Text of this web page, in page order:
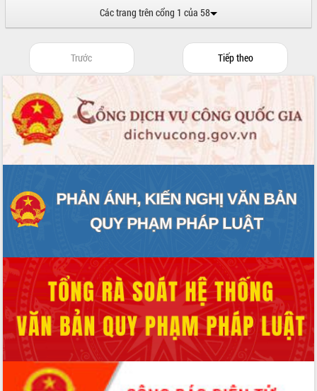
phá cơ chế - Hợp tác công tư
Đề án 06 tạo bước ngoặt đột phá trong
Kết nối tour, đẩy mạnh chuyển đổi số
để phát triển du lịch Đắk Lắk
Khởi động Dự án Đầu tư xây dựng hạ
tầng kỹ thuật Cụm công nghiệp Tân
Tiến
Gặp mặt các cơ quan báo chí nhân Kỷ
niệm 101 năm Ngày Báo chí Cách
mạng Việt Nam
hiện Đề án 06 của Chính phủ
Họp báo thông tin về Hội nghị Công bố
Quy hoạch và Xúc tiến đầu tư tỉnh Đắk
Khơi thông điểm nghẽn, đẩy nhanh
giải ngân vốn khắc phục thiên tai
HĐND tỉnh thông qua điều chỉnh Quy
hoạch tỉnh thời kỳ 2021-2030
Hội thảo góp ý hồ sơ điều chỉnh quy
hoạch tỉnh Đắk Lắk thời kỳ 2021-2030,
tầm nhìn đến năm 2050
Nâng cao hiệu quả hoạt động của các
doanh nghiệp nhà nước
Các trang trên cổng 1 của 58
Trước Tiếp theo